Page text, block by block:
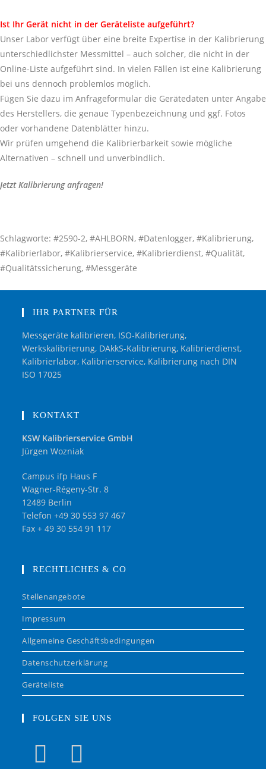
Ist Ihr Gerät nicht in der Geräteliste aufgeführt?
Unser Labor verfügt über eine breite Expertise in der Kalibrierung
unterschiedlichster Messmittel – auch solcher, die nicht in der
Online-Liste aufgeführt sind. In vielen Fällen ist eine Kalibrierung
bei uns dennoch problemlos möglich.
Fügen Sie dazu im Anfrageformular die Gerätedaten unter Angabe
des Herstellers, die genaue Typenbezeichnung und ggf. Fotos
oder vorhandene Datenblätter hinzu.
Wir prüfen umgehend die Kalibrierbarkeit sowie mögliche
Alternativen – schnell und unverbindlich.
Jetzt Kalibrierung anfragen!
Schlagworte: #2590-2, #AHLBORN, #Datenlogger, #Kalibrierung,
#Kalibrierlabor, #Kalibrierservice, #Kalibrierdienst, #Qualität,
#Qualitätssicherung, #Messgeräte
IHR PARTNER FÜR
Messgeräte kalibrieren, ISO-Kalibrierung,
Werkskalibrierung, DAkkS-Kalibrierung, Kalibrierdienst,
Kalibrierlabor, Kalibrierservice, Kalibrierung nach DIN
ISO 17025
KONTAKT
KSW Kalibrierservice GmbH
Jürgen Wozniak
Campus ifp Haus F
Wagner-Régeny-Str. 8
12489 Berlin
Telefon +49 30 553 97 467
Fax + 49 30 554 91 117
RECHTLICHES & CO
Stellenangebote
Impressum
Allgemeine Geschäftsbedingungen
Datenschutzerklärung
Geräteliste
FOLGEN SIE UNS